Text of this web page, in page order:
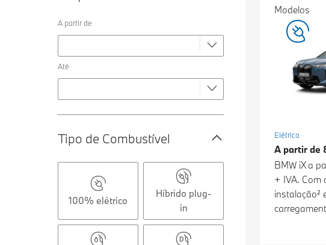
A partir de
Até
Tipo de Combustível
100% elétrico
Híbrido plug-
in
Modelos
Elétrico
A partir de
BMW iX a
+ IVA. Com
instalação²